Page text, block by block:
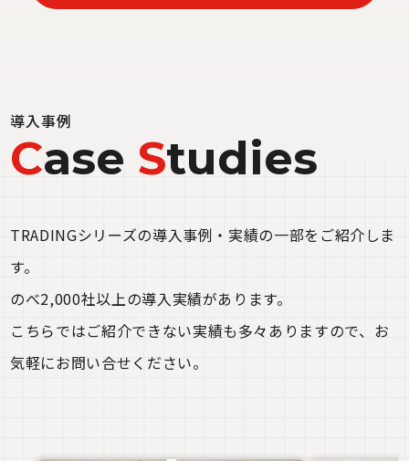
導入事例
Case Studies
TRADINGシリーズの導入事例・実績の一部をご紹介しま
す。
のべ2,000社以上の導入実績があります。
こちらではご紹介できない実績も多々ありますので、お
気軽にお問い合せください。